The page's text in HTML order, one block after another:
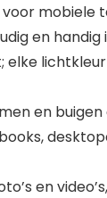
en handig
en
en